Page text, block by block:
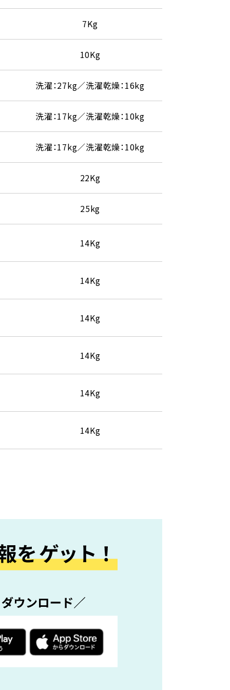
7Kg
10Kg
洗濯：27kg／洗濯乾燥：16kg
洗濯：17kg／洗濯乾燥：10kg
洗濯：17kg／洗濯乾燥：10kg
22Kg
25kg
14Kg
14Kg
14Kg
14Kg
14Kg
14Kg